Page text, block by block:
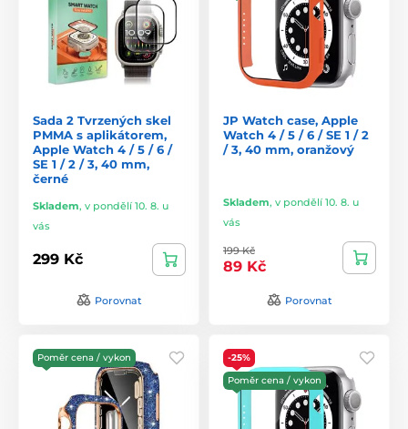
Sada 2 Tvrzených skel
PMMA s aplikátorem,
Apple Watch 4 / 5 / 6 /
SE 1 / 2 / 3, 40 mm,
černé
Skladem, v pondělí 10. 8. u
vás
299 Kč
Porovnat
JP Watch case, Apple
Watch 4 / 5 / 6 / SE 1 / 2
/ 3, 40 mm, oranžový
Skladem, v pondělí 10. 8. u
vás
199 Kč
89 Kč
Porovnat
Poměr cena / vykon
-25%
Poměr cena / vykon